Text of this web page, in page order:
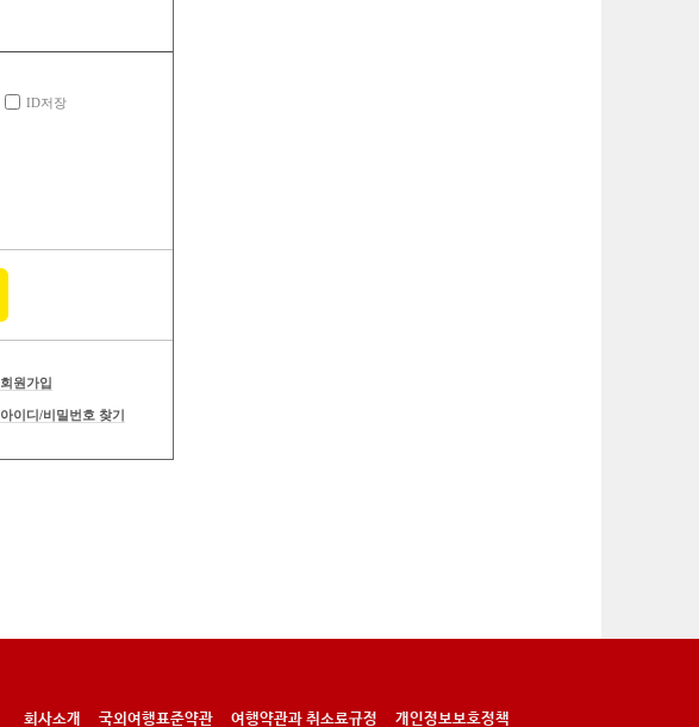
ID저장
회원가입
아이디/비밀번호 찾기
회사소개 국외여행표준약관 여행약관과 취소료규정 개인정보보호정책